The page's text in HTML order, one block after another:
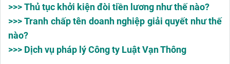
>>> Thủ tục khởi kiện đòi tiền lương như thế nào?
>>> Tranh chấp tên doanh nghiệp giải quyết như thế
nào?
>>> Dịch vụ pháp lý Công ty Luật Vạn Thông